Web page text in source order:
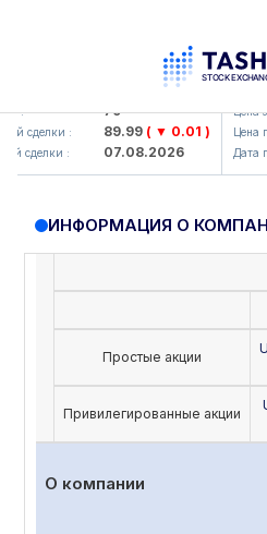
: 79
сделки : 89.99( ▼ 0.01 )
сделки : 07.08.2026
Цена
Цена
Дата
ИНФОРМАЦИЯ О
Простые акции
Привилегированные акции
О компании